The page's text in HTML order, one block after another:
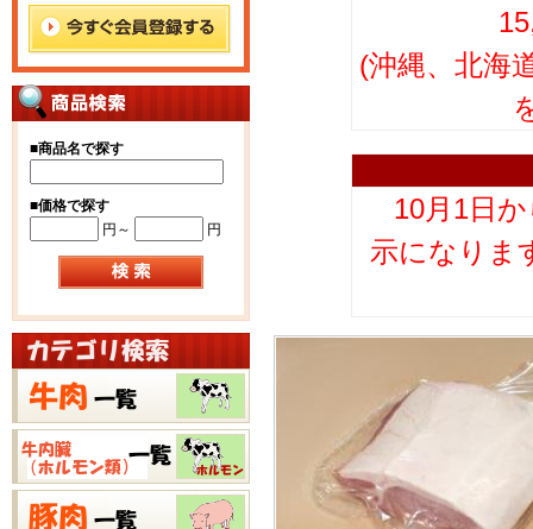
■商品名で探す
■価格で探す
円～
円
(沖縄、北海
10月1日
示になりま